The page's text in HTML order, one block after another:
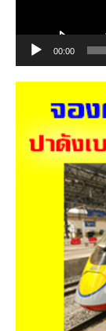
00:00